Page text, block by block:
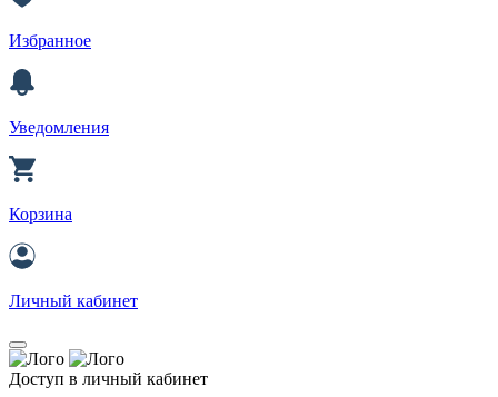
Избранное
Уведомления
Корзина
Личный кабинет
Доступ в личный кабинет